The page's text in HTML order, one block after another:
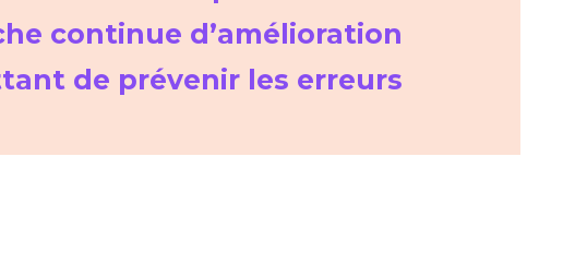
continue d’amélioration
de prévenir les erreurs